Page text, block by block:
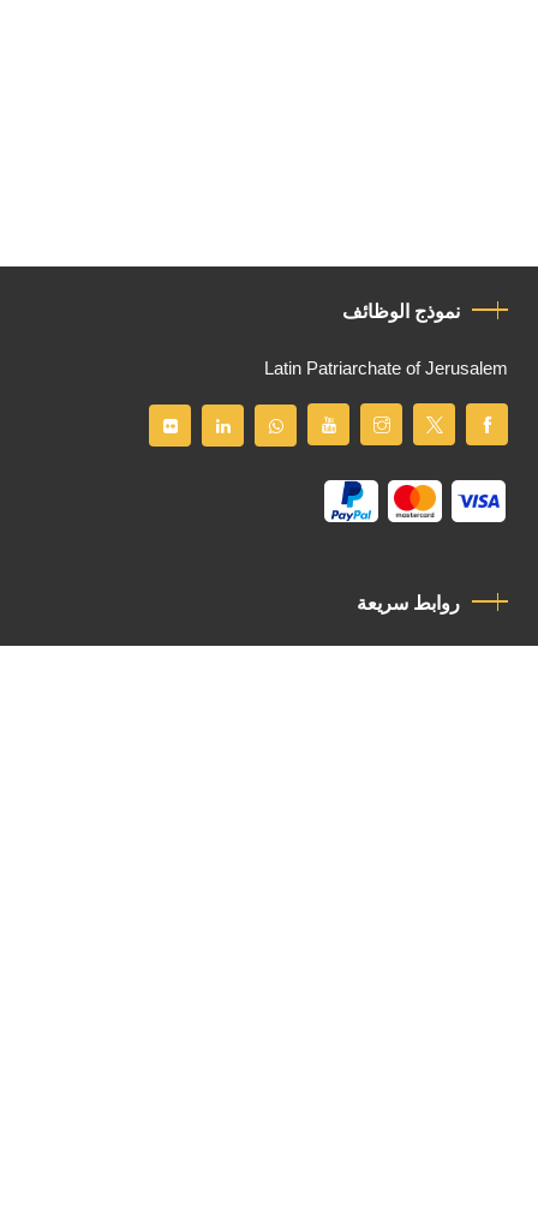
نموذج الوظائف
Latin Patriarchate of Jerusalem
روابط سريعة